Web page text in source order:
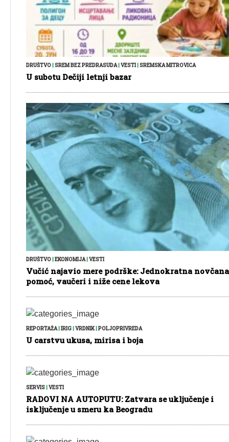
DRUŠTVO SREM BEZ PREDRASUDA| VESTI| SREMSKA MITROVICA
U subotu Dečiji letnji bazar
DRUŠTVO EKONOMIJA| VESTI
Vučić najavio mere podrške: Jednokratna novčana
pomoć, vaučeri i niže cene lekova
REPORTAŽA| IRIG VRDNIK| POLJOPRIVREDA
U carstvu ukusa, mirisa i boja
SERVIS|VESTI
RADOVI NA AUTOPUTU: Zatvara se uključenje i
isključenje u smeru ka Beogradu